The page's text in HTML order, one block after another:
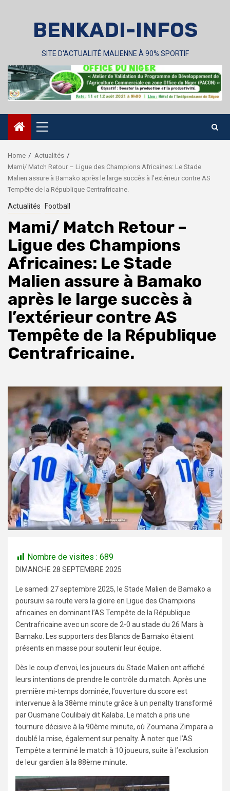
BENKADI-INFOS
SITE D'ACTUALITÉ MALIENNE À 90% SPORTIF
Primary
Menu
Home
Actualités
Mami/ Match Retour – Ligue des Champions Africaines: Le Stade
Malien assure à Bamako après le large succès à l’extérieur contre AS
Tempête de la République Centrafricaine.
Actualités Football
Mami/ Match Retour –
Ligue des Champions
Africaines: Le Stade
Malien assure à Bamako
après le large succès à
l’extérieur contre AS
Tempête de la République
Centrafricaine.
Nombre de visites : 689
DIMANCHE 28 SEPTEMBRE 2025
Le samedi 27 septembre 2025, le Stade Malien de Bamako a
poursuivi sa route vers la gloire en Ligue des Champions
africaines en dominant l’AS Tempête de la République
Centrafricaine avec un score de 2-0 au stade du 26 Mars à
Bamako. Les supporters des Blancs de Bamako étaient
présents en masse pour soutenir leur équipe.
Dès le coup d’envoi, les joueurs du Stade Malien ont affiché
leurs intentions de prendre le contrôle du match. Après une
première mi-temps dominée, l’ouverture du score est
intervenue à la 38ème minute grâce à un penalty transformé
par Ousmane Coulibaly dit Kalaba. Le match a pris une
tournure décisive à la 90ème minute, où Zoumana Zimpara a
doublé la mise, également sur penalty. À noter que l’AS
Tempête a terminé le match à 10 joueurs, suite à l’exclusion
de leur gardien à la 88ème minute.